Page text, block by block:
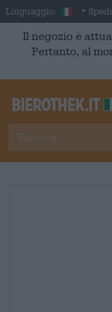
Skip to main content
Linguaggio: Italian
Il negozio è
Pertanto, al